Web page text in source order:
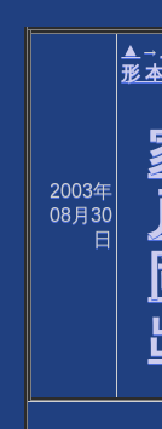
2003年
08月30
日
▲ →
形